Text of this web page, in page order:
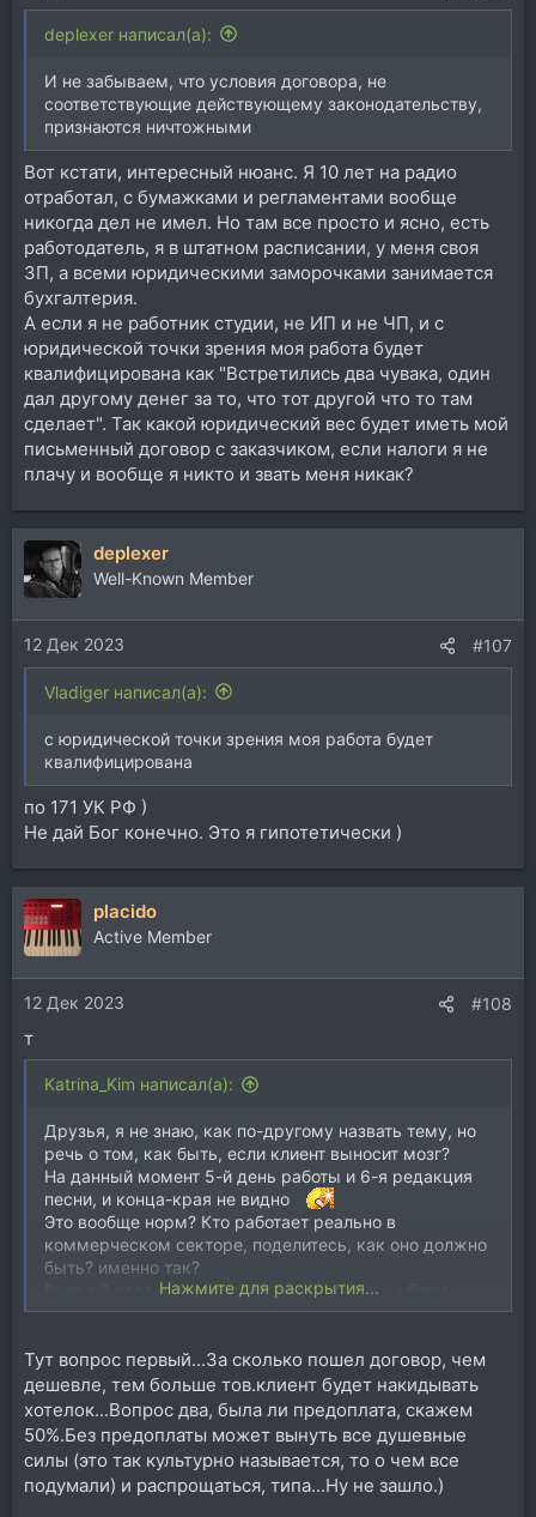
deplexer написал(а):
И не забываем, что условия договора, не
соответствующие действующему законодательству,
признаются ничтожными
Вот кстати, интересный нюанс. Я 10 лет на радио
отработал, с бумажками и регламентами вообще
никогда дел не имел. Но там все просто и ясно, есть
работодатель, я в штатном расписании, у меня своя
ЗП, а всеми юридическими заморочками занимается
бухгалтерия.
А если я не работник студии, не ИП и не ЧП, и с
юридической точки зрения моя работа будет
квалифицирована как "Встретились два чувака, один
дал другому денег за то, что тот другой что то там
сделает". Так какой юридический вес будет иметь мой
письменный договор с заказчиком, если налоги я не
плачу и вообще я никто и звать меня никак?
deplexer
Well-Known Member
12 Дек 2023 #107
Vladiger написал(а):
с юридической точки зрения моя работа будет
квалифицирована
по 171 УК РФ )
Не дай Бог конечно. Это я гипотетически )
placido
Active Member
12 Дек 2023 #108
т
Katrina_Kim написал(а):
Друзья, я не знаю, как по-другому назвать тему, но
речь о том, как быть, если клиент выносит мозг?
На данный момент 5-й день работы и 6-я редакция
песни, и конца-края не видно
Это вообще норм? Кто работает реально в
коммерческом секторе, поделитесь, как оно должно
быть? именно так?
Вчера 3 часа делали 4 такта вступления - убери
скрипки, верни скрипки, убери снейр, верни снейр,
ну вот, вроде что-то вырисовывается... а теперь я
хочу с 13-го такта все это повторить еще раз до
конца
Т.е. песня внезапно увеличилась в полтора
раза!
Нет ни одного момента, который бы человек не
попытался изменить - по-моему, что-то не так с
бочкой, вот эти скрипки плохо звучат, убери
Нажмите для раскрытия...
Тут вопрос первый...За сколько пошел договор, чем
дешевле, тем больше тов.клиент будет накидывать
хотелок...Вопрос два, была ли предоплата, скажем
50%.Без предоплаты может вынуть все душевные
силы (это так культурно называется, то о чем все
подумали) и распрощаться, типа...Ну не зашло.)